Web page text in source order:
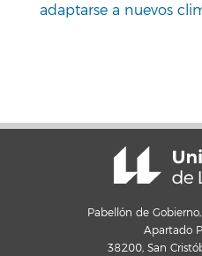
adaptarse a nuevos
Pabellón de
Apartado
38200, San